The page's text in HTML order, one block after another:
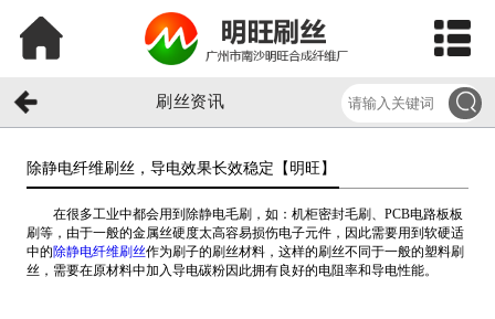
刷丝资讯
除静电纤维刷丝，导电效果长效稳定【明旺】​
在很多工业中都会用到除静电毛刷，如：机柜密封毛刷、PCB电路板板
刷等，由于一般的金属丝硬度太高容易损伤电子元件，因此需要用到软硬适
中的除静电纤维刷丝作为刷子的刷丝材料，这样的刷丝不同于一般的塑料刷
丝，需要在原材料中加入导电碳粉因此拥有良好的电阻率和导电性能。